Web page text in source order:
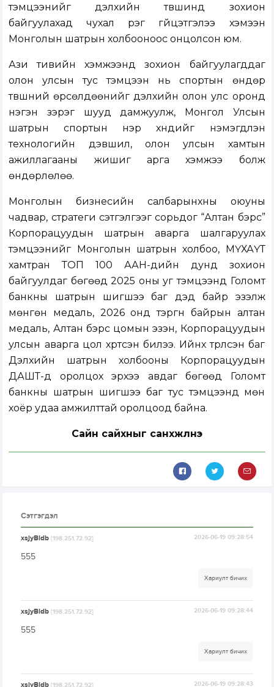
тэмцээнийг дэлхийн түвшинд зохион
байгуулахад чухал үүрэг гүйцэтгэлээ хэмээн
Монголын шатрын холбооноос онцолсон юм.
Ази тивийн хэмжээнд зохион байгуулагддаг
олон улсын тус тэмцээн нь спортын өндөр
түвшний өрсөлдөөнийг дэлхийн олон улс оронд
нэгэн зэрэг шууд дамжуулж, Монгол Улсын
шатрын спортын нэр хүндийг нэмэгдүүлэн
технологийн дэвшил, олон улсын хамтын
ажиллагааны жишиг арга хэмжээ болж
өндөрлөлөө.
Монголын бизнесийн салбарынхны оюуны
чадвар, стратеги сэтгэлгээг сорьдог “Алтан бэрс”
Корпорацуудын шатрын аварга шалгаруулах
тэмцээнийг Монголын шатрын холбоо, МҮХАҮТ
хамтран ТОП 100 ААН-үүдийн дунд зохион
байгуулдаг бөгөөд 2025 оны уг тэмцээнд Голомт
банкны шатрын шигшээ баг дэд байр эзэлж
мөнгөн медаль, 2026 онд тэргүүн байрын алтан
медаль, Алтан бэрс цомын эзэн, Корпорацуудын
улсын аварга цол хүртсэн билээ. Ийнхүү түрүүлсэн баг
Дэлхийн шатрын холбооны Корпорацуудын
ДАШТ-д оролцох эрхээ авдаг бөгөөд Голомт
банкны шатрын шигшээ баг тус тэмцээнд мөн
хоёр удаа амжилттай оролцоод байна.
Сайн сайхныг санхүүжүүлнэ
Сэтгэгдэл
xsjyBldb[198.251.72.92] 2026-06-19 09:28:54
555
Хариулт бичих
xsjyBldb[198.251.72.92] 2026-06-19 09:28:44
555
Хариулт бичих
xsjyBldb[198.251.72.92] 2026-06-19 09:28:43